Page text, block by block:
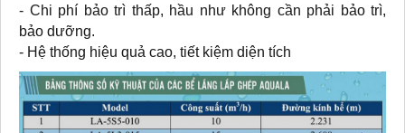
- Chi phí bảo trì thấp, hầu như không cần phải bảo trì,
bảo dưỡng.
- Hệ thống hiệu quả cao, tiết kiệm diện tích